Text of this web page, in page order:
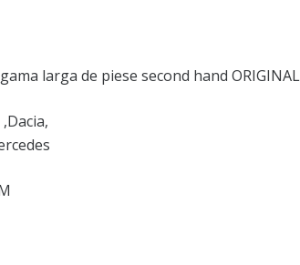
larga de piese second hand